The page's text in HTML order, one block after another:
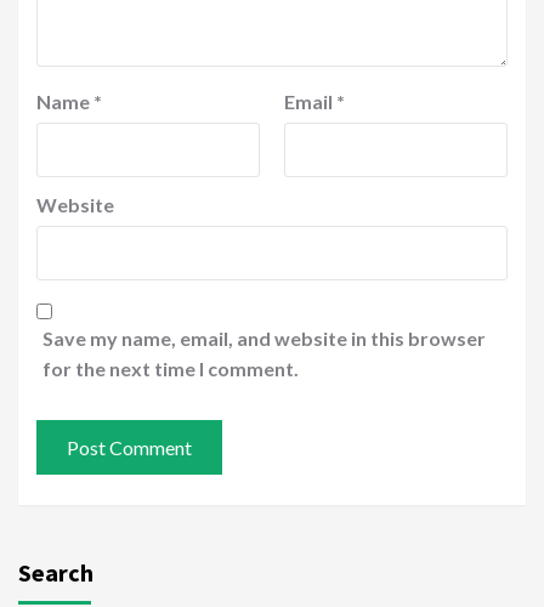
Name * Email *
Website
Save my name, email, and website in this browser
for the next time I comment.
Search